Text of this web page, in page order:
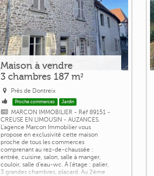
Maison à vendre
3 chambres 187 m²
Près de Dontreix
Proche commerces Jardin
MARCON IMMOBILIER - Réf 89151 -
CREUSE EN LIMOUSIN - AUZANCES.
L'agence Marcon Immobilier vous
propose en exclusivité cette maison
proche de tous les commerces
comprenant au rez-de-chaussée :
entrée, cuisine, salon, salle à manger,
couloir, salle d'eau-wc. À l'étage : palier,
3 grandes chambres, placard. Au 2ème